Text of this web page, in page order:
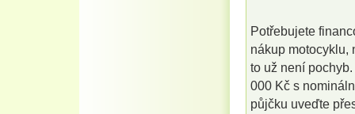
Potřebujete
nákup motocyklu,
to už není
000 Kč s
půjčku uveďte